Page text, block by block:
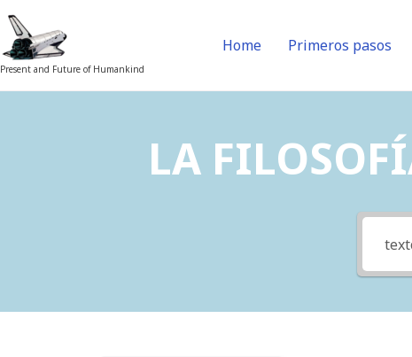
Skip
to
content
Present and Future of Humankind
Home Primeros pasos
LA